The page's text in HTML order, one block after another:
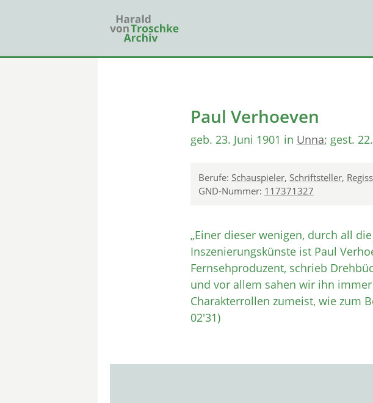
Paul Verhoeven
geb. 23. Juni 1901 in Unna; gest.
Berufe: Schauspieler, Schriftsteller,
GND-Nummer: 117371327
„Einer dieser wenigen, durch all
Inszenierungskünste ist Paul
Fernsehproduzent, schrieb
und vor allem sahen wir ihn
Charakterrollen zumeist, wie zum
02'31)